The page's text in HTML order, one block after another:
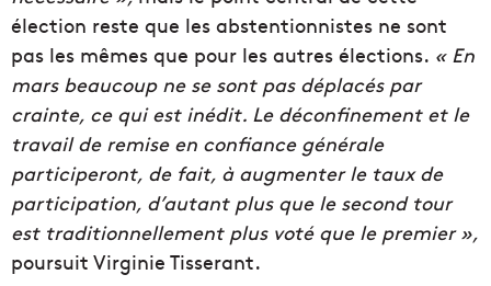
élection reste que les abstentionnistes ne sont
pas les mêmes que pour les autres élections. « En
mars beaucoup ne se sont pas déplacés par
crainte, ce qui est inédit. Le déconfinement et le
travail de remise en confiance générale
participeront, de fait, à augmenter le taux de
participation, d’autant plus que le second tour
est traditionnellement plus voté que le premier »,
poursuit Virginie Tisserant.